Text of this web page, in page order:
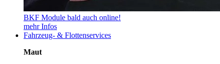
BKF Module bald auch online!
mehr Infos
Fahrzeug- & Flottenservices
Maut